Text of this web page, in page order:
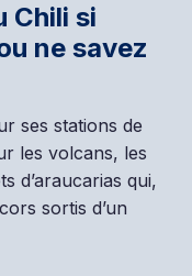
Chili si
ne savez
ses stations de
les volcans, les
d’araucarias qui,
sortis d’un